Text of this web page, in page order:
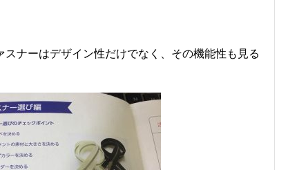
ナーはデザイン性だけでなく、その機能性も見る